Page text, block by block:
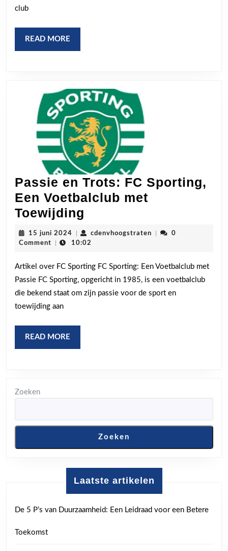
club
READ MORE
MORE
Passie en Trots: FC Sporting,
Een Voetbalclub met
Toewijding
en
Trots:
Sporting,
Een
15 juni 2024 15
juni
cdenvhoogstraten cdenvhoogstraten
0
Comment
10:02
Artikel over FC Sporting FC Sporting: Een Voetbalclub met
Passie FC Sporting, opgericht in 1985, is een voetbalclub
die bekend staat om zijn passie voor de sport en
toewijding aan
READ MORE
MORE
Zoeken
Zoeken
Laatste artikelen
De 5 P’s van Duurzaamheid: Een Leidraad voor een Betere
Toekomst